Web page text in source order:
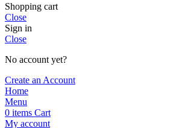
Shopping cart
Close
Sign in
Close
No account yet?
Create an Account
Home
Menu
0 items Cart
My account